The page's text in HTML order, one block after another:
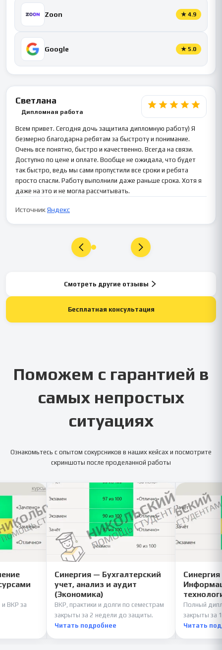
Zoon ★ 4.9
Google ★ 5.0
Светлана
Дипломная работа
Всем привет. Сегодня дочь защитила дипломную работу) Я
безмерно благодарна ребятам за быстроту и понимание.
Очень все понятно, быстро и качественно. Всегда на связи.
Доступно по цене и оплате. Вообще не ожидала, что будет
так быстро, ведь мы сами пропустили все сроки и ребята
просто спасли. Работу выполнили даже раньше срока. Хотя я
даже на это и не могла рассчитывать.
ИсточникЯндекс
Смотреть другие отзывы
Бесплатная консультация
Поможем с гарантией в
самых непростых
ситуациях
Ознакомьтесь с опытом сокурсников в наших кейсах и посмотрите
скриншоты после проделанной работы
и ВКР за
Синергия — Бухгалтерский
учет, анализ и аудит
(Экономика)
ВКР, практики и долги по семестрам
закрыты за 2 недели до защиты.
Читать подробнее
Полный
закрыты за
Читать